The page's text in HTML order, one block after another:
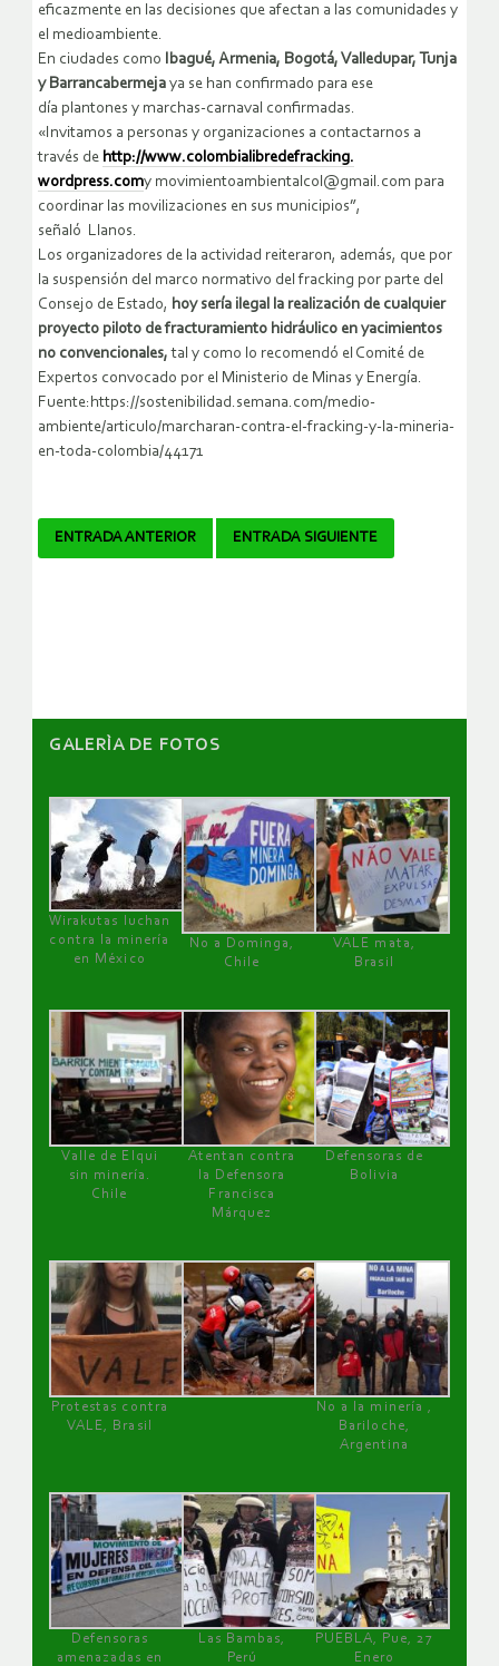
eficazmente en las decisiones que afectan a las comunidades y
el medioambiente.
En ciudades como
Ibagué, Armenia, Bogotá, Valledupar, Tunja
y Barrancabermeja ya se han confirmado para ese
día plantones y marchas-carnaval confirmadas.
«Invitamos a personas y organizaciones a contactarnos a
través de http://www.colombialibredefracking.
wordpress.comy movimientoambientalcol@gmail. com para
coordinar las movilizaciones en sus municipios”,
señaló Llanos.
Los organizadores de la actividad reiteraron, además, que por
la suspensión del marco normativo del fracking por parte del
Consejo de Estado, hoy sería ilegal la realización de cualquier
proyecto piloto de fracturamiento hidráulico en yacimientos
no convencionales, tal y como lo recomendó el Comité de
Expertos convocado por el Ministerio de Minas y Energía.
Fuente:https://sostenibilidad.semana.com/medio-
ambiente/articulo/marcharan-contra-el-fracking-y-la-mineria-
en-toda-colombia/44171
Navegador
ENTRADA ANTERIOR ENTRADA SIGUIENTE
GALERÌA DE FOTOS
Wirakutas luchan
contra la minería
en México
No a Dominga,
Chile
VALE mata,
Brasil
Valle de Elqui
sin minería.
Chile
Atentan contra
la Defensora
Francisca
Márquez
Defensoras de
Bolivia
Protestas contra
VALE, Brasil
No a la minería ,
Bariloche,
Argentina
Defensoras
amenazadas en
Las Bambas,
Perú
PUEBLA, Pue, 27
Enero